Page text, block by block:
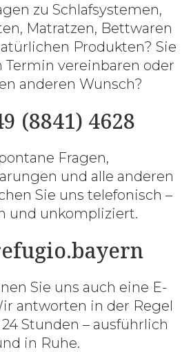
zu Schlafsystemen,
Matratzen, Bettwaren
Produkten? Sie
Termin vereinbaren oder
anderen Wunsch?
(8841) 4628
Fragen,
und alle anderen
Sie uns telefonisch –
und unkompliziert.
Sie uns auch eine E-
antworten in der Regel
Stunden – ausführlich
in Ruhe.